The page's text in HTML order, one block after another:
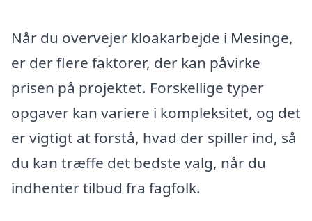
Når du overvejer kloakarbejde i Mesinge,
er der flere faktorer, der kan påvirke
prisen på projektet. Forskellige typer
opgaver kan variere i kompleksitet, og det
er vigtigt at forstå, hvad der spiller ind, så
du kan træffe det bedste valg, når du
indhenter tilbud fra fagfolk.